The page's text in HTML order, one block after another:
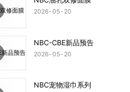
2026 05 20
NBC-CBE新品预告
2026 05 20
NBC宠物湿巾系列